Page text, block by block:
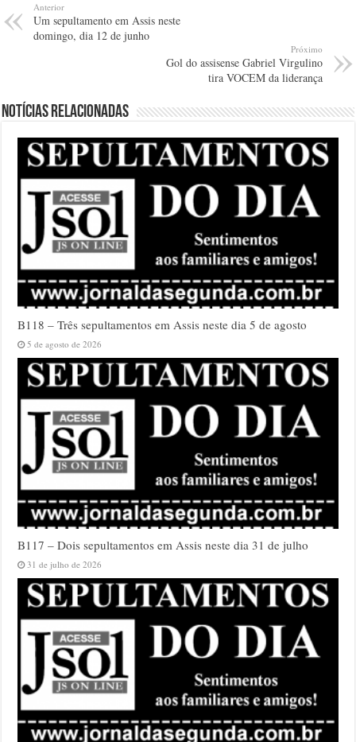
Anterior
Um sepultamento em Assis neste
domingo, dia 12 de junho
Próximo
Gol do assisense Gabriel Virgulino
tira VOCEM da liderança
Notícias relacionadas
B118 – Três sepultamentos em Assis neste dia 5 de agosto
5 de agosto de 2026
B117 – Dois sepultamentos em Assis neste dia 31 de julho
31 de julho de 2026